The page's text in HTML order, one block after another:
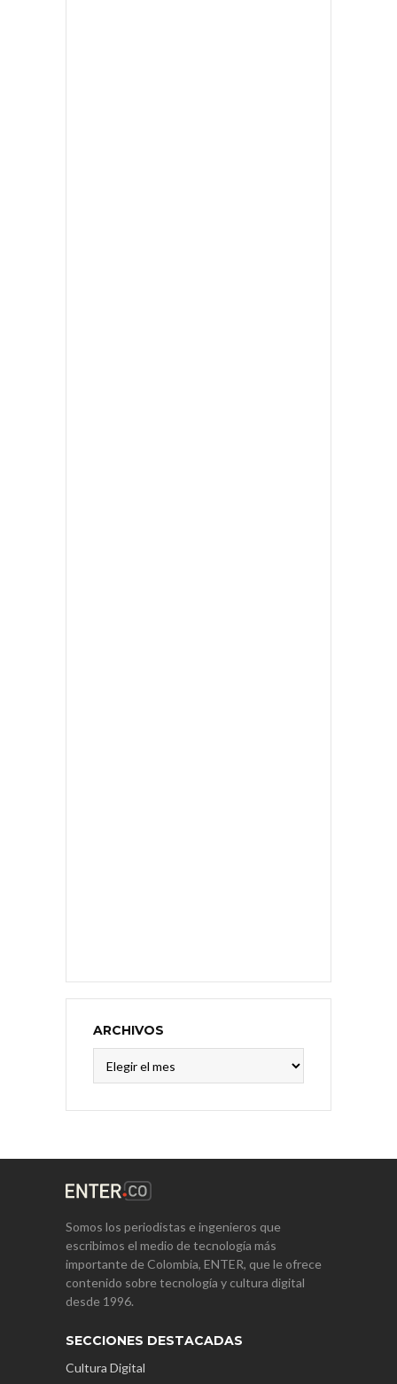
ARCHIVOS
Somos los periodistas e ingenieros que
escribimos el medio de tecnología más
importante de Colombia, ENTER, que le ofrece
contenido sobre tecnología y cultura digital
desde 1996.
SECCIONES DESTACADAS
Cultura Digital